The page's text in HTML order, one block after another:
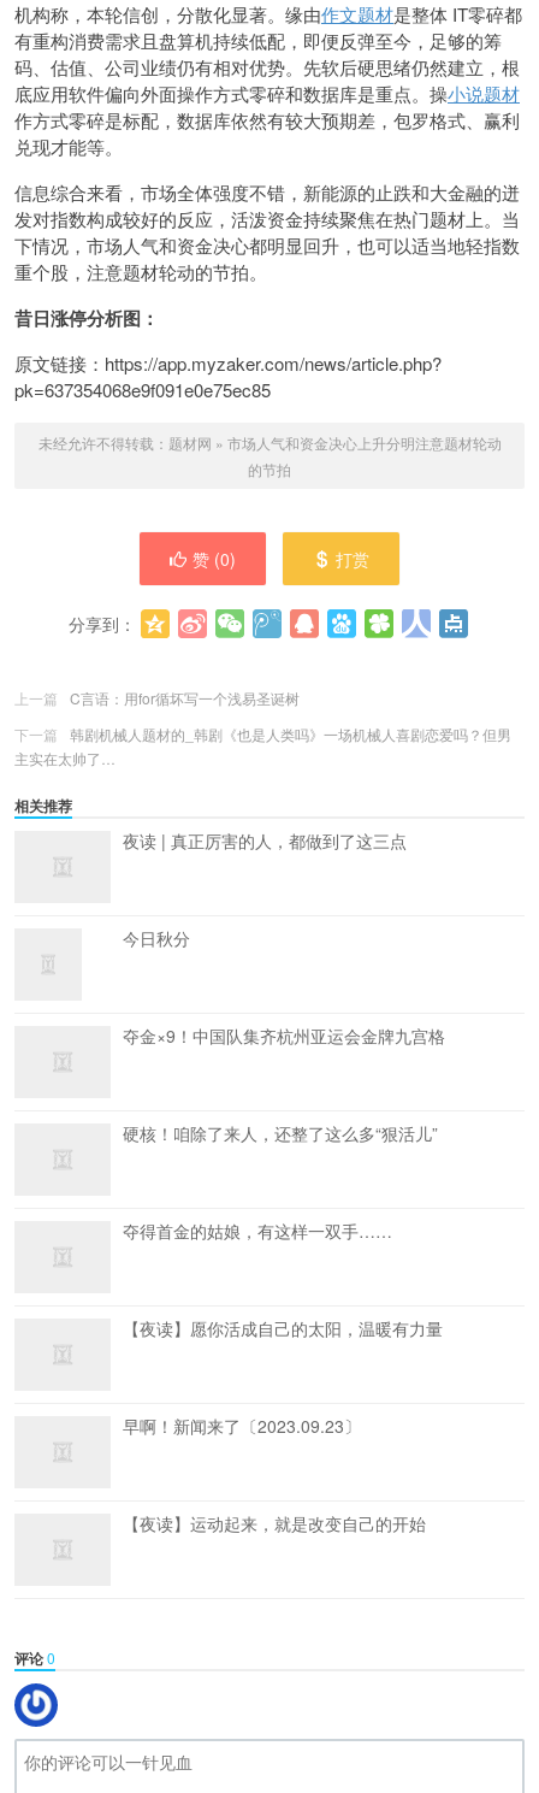
机构称，本轮信创，分散化显著。缘由作文题材是整体 IT零碎都
有重构消费需求且盘算机持续低配，即便反弹至今，足够的筹
码、估值、公司业绩仍有相对优势。先软后硬思绪仍然建立，根
底应用软件偏向外面操作方式零碎和数据库是重点。操小说题材
作方式零碎是标配，数据库依然有较大预期差，包罗格式、赢利
兑现才能等。
信息综合来看，市场全体强度不错，新能源的止跌和大金融的迸
发对指数构成较好的反应，活泼资金持续聚焦在热门题材上。当
下情况，市场人气和资金决心都明显回升，也可以适当地轻指数
重个股，注意题材轮动的节拍。
昔日涨停分析图：
原文链接：https://app.myzaker.com/news/article.php?
pk=637354068e9f091e0e75ec85
未经允许不得转载： 题材网 » 市场人气和资金决心上升分明注意题材轮动
的节拍
赞 (0) 打赏
分享到：
上一篇
C言语：用for循坏写一个浅易圣诞树
下一篇
韩剧机械人题材的_韩剧《也是人类吗》一场机械人喜剧恋爱吗？但男
主实在太帅了…
相关推荐
夜读 | 真正厉害的人，都做到了这三点
今日秋分
夺金×9！中国队集齐杭州亚运会金牌九宫格
硬核！咱除了来人，还整了这么多“狠活儿”
夺得首金的姑娘，有这样一双手……
【夜读】愿你活成自己的太阳，温暖有力量
早啊！新闻来了〔2023.09.23〕
【夜读】运动起来，就是改变自己的开始
评论0